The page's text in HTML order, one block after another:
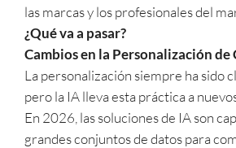
las marcas y los profesionales del
¿Qué va a pasar?
Cambios en la Personalización
La personalización siempre ha sido
pero la IA lleva esta práctica a
En 2026, las soluciones de IA son
grandes conjuntos de datos para